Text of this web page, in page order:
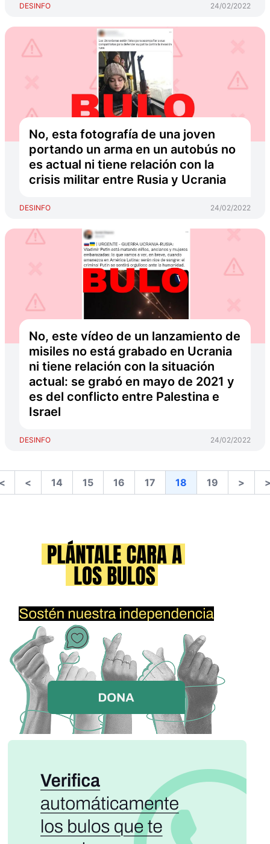
DESINFO 24/02/2022
No, esta fotografía de una joven
portando un arma en un autobús no
es actual ni tiene relación con la
crisis militar entre Rusia y Ucrania
DESINFO 24/02/2022
No, este vídeo de un lanzamiento de
misiles no está grabado en Ucrania
ni tiene relación con la situación
actual: se grabó en mayo de 2021 y
es del conflicto entre Palestina e
Israel
DESINFO 24/02/2022
< 14 15 16 17 18 19 >